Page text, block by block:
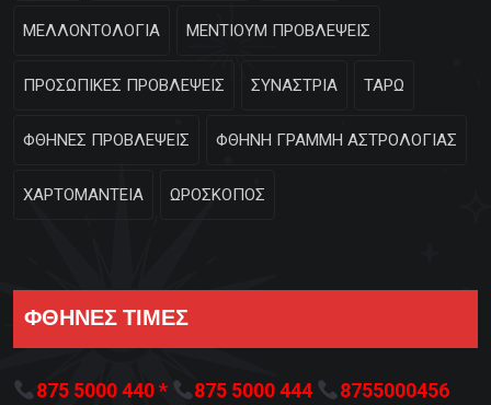
ΜΕΛΛΟΝΤΟΛΟΓΙΑ ΜΕΝΤΙΟΥΜ ΠΡΟΒΛΕΨΕΙΣ
ΠΡΟΣΩΠΙΚΕΣ ΠΡΟΒΛΕΨΕΙΣ ΣΥΝΑΣΤΡΙΑ ΤΑΡΩ
ΦΘΗΝΕΣ ΠΡΟΒΛΕΨΕΙΣ ΦΘΗΝΗ ΓΡΑΜΜΗ ΑΣΤΡΟΛΟΓΙΑΣ
ΧΑΡΤΟΜΑΝΤΕΙΑ ΩΡΟΣΚΟΠΟΣ
ΦΘΗΝΕΣ ΤΙΜΕΣ
875 5000 440 * 875 5000 444 8755000456